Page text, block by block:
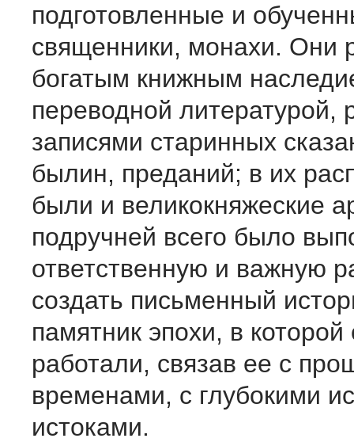
подготовленные и
священники, монахи. Они
богатым книжным
переводной литературой,
записями старинных
былин, преданий; в их
были и великокняжеские
подручней всего было
ответственную и важную
создать письменный
памятник эпохи, в
работали, связав ее с
временами, с глубокими
истоками.